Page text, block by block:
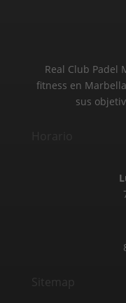
Real Club Padel
fitness en
sus
Sitemap